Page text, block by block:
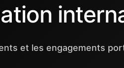
et les engagements